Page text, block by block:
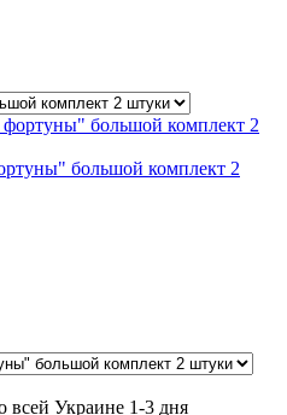
большой комплект 2
всей Украине 1-3 дня